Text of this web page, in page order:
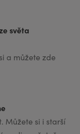
světa
a můžete zde
Můžete si i starší